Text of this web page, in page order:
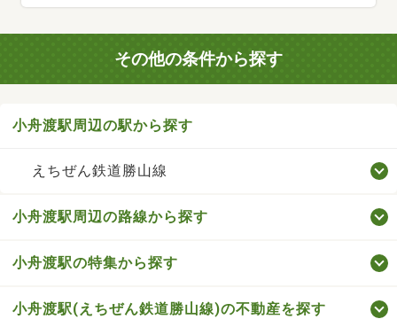
その他の条件から探す
小舟渡駅周辺の駅から探す
えちぜん鉄道勝山線
小舟渡駅周辺の路線から探す
小舟渡駅の特集から探す
小舟渡駅(えちぜん鉄道勝山線)の不動産を探す